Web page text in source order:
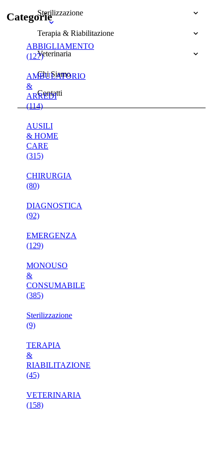
Sterilizzazione
Terapia & Riabilitazione
Veterinaria
Chi Siamo
Contatti
Categorie
ABBIGLIAMENTO
(127)
AMBULATORIO
&
ARREDI
(114)
AUSILI
& HOME
CARE
(315)
CHIRURGIA
(80)
DIAGNOSTICA
(92)
EMERGENZA
(129)
MONOUSO
&
CONSUMABILE
(385)
Sterilizzazione
(9)
TERAPIA
&
RIABILITAZIONE
(45)
VETERINARIA
(158)